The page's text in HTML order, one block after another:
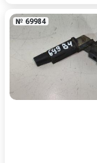
№ 69984